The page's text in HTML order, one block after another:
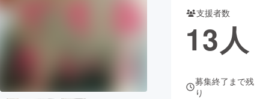
CAMPFIRE Creation
コミュニティ
支援者数
13人
募集終了まで残
り